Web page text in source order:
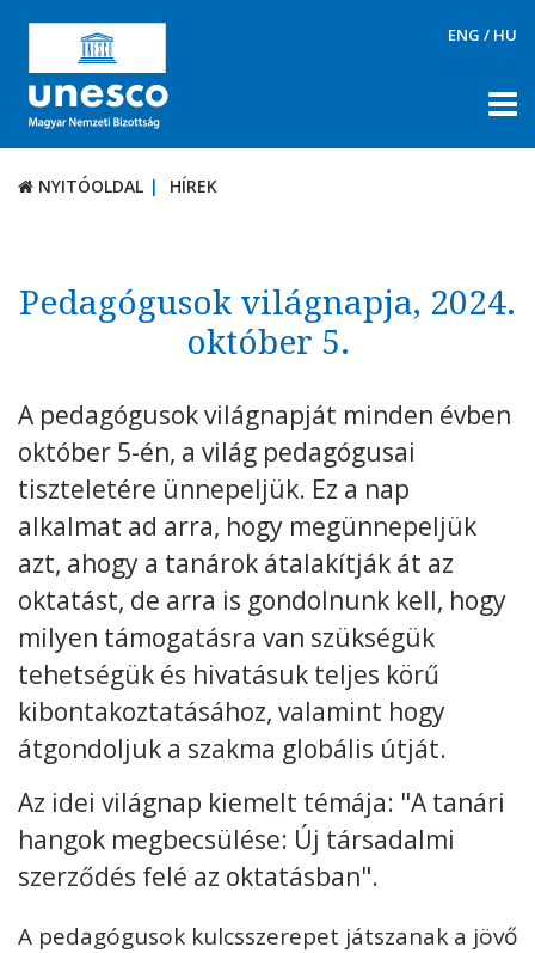
ENG / HU
NYITÓOLDAL HÍREK
TÉMÁK
DOKUMENTUMTÁR
KAPCSOLAT
Kövess minket unescohungary
Adatkezelési tájékoztató Impresszum
Technikai információk
NYITÓOLDAL HÍREK
Pedagógusok világnapja, 2024.
október 5.
A pedagógusok világnapját minden évben
október 5-én, a világ pedagógusai
tiszteletére ünnepeljük. Ez a nap
alkalmat ad arra, hogy megünnepeljük
azt, ahogy a tanárok átalakítják át az
oktatást, de arra is gondolnunk kell, hogy
milyen támogatásra van szükségük
tehetségük és hivatásuk teljes körű
kibontakoztatásához, valamint hogy
átgondoljuk a szakma globális útját.
Az idei világnap kiemelt témája: "A tanári
hangok megbecsülése: Új társadalmi
szerződés felé az oktatásban".
A pedagógusok kulcsszerepet játszanak a jövő